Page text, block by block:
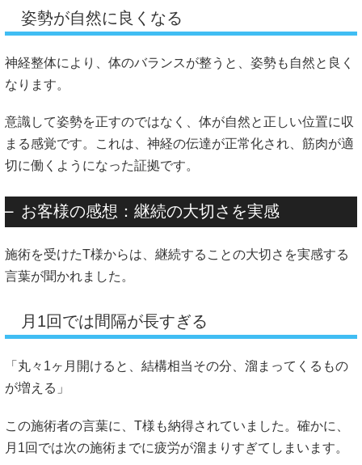
姿勢が自然に良くなる
神経整体により、体のバランスが整うと、姿勢も自然と良く
なります。
意識して姿勢を正すのではなく、体が自然と正しい位置に収
まる感覚です。これは、神経の伝達が正常化され、筋肉が適
切に働くようになった証拠です。
お客様の感想：継続の大切さを実感
施術を受けたT様からは、継続することの大切さを実感する
言葉が聞かれました。
月1回では間隔が長すぎる
「丸々1ヶ月開けると、結構相当その分、溜まってくるもの
が増える」
この施術者の言葉に、T様も納得されていました。確かに、
月1回では次の施術までに疲労が溜まりすぎてしまいます。